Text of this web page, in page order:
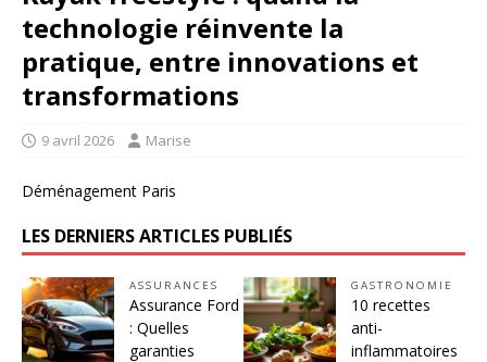
technologie réinvente la
pratique, entre innovations et
transformations
9 avril 2026 Marise
Déménagement Paris
LES DERNIERS ARTICLES PUBLIÉS
ASSURANCES
Assurance Ford
: Quelles
garanties
GASTRONOMIE
10 recettes
anti-
inflammatoires